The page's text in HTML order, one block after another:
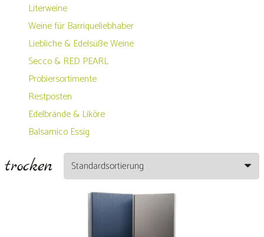
Literweine
Weine für Barriqueliebhaber
Liebliche & Edelsüße Weine
Secco & RED PEARL
Probiersortimente
Restposten
Edelbrände & Liköre
Balsamico Essig
trocken